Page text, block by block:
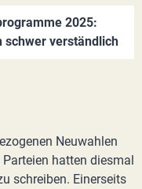
2025:
schwer verständlich
Neuwahlen
hatten diesmal
schreiben. Einerseits